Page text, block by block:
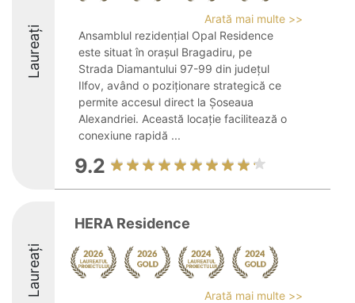
Laureați
Arată mai multe >>
Ansamblul rezidențial Opal Residence
este situat în orașul Bragadiru, pe
Strada Diamantului 97-99 din județul
Ilfov, având o poziționare strategică ce
permite accesul direct la Șoseaua
Alexandriei. Această locație facilitează o
conexiune rapidă ...
9.2
Laureați
HERA Residence
Arată mai multe >>